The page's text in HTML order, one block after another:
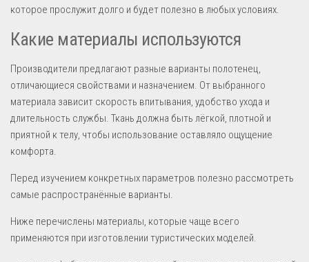
которое прослужит долго и будет полезно в любых условиях.
Какие материалы используются
Производители предлагают разные варианты полотенец,
отличающиеся свойствами и назначением. От выбранного
материала зависит скорость впитывания, удобство ухода и
длительность службы. Ткань должна быть лёгкой, плотной и
приятной к телу, чтобы использование оставляло ощущение
комфорта.
Перед изучением конкретных параметров полезно рассмотреть
самые распространённые варианты.
Ниже перечислены материалы, которые чаще всего
применяются при изготовлении туристических моделей.